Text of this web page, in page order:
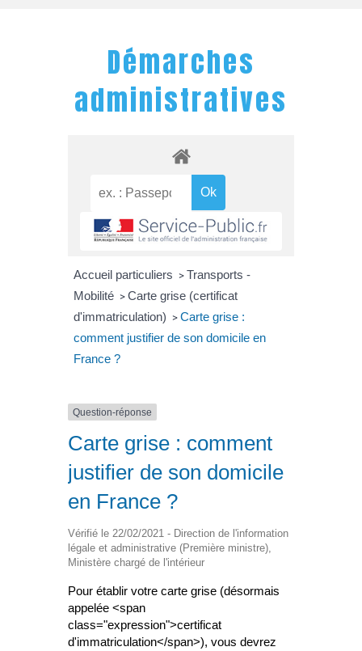
Démarches
administratives
Accueil particuliers > Transports -
Mobilité > Carte grise (certificat
d'immatriculation) > Carte grise :
comment justifier de son domicile en
France ?
Question-réponse
Carte grise : comment
justifier de son domicile
en France ?
Vérifié le 22/02/2021 - Direction de l'information
légale et administrative (Première ministre),
Ministère chargé de l'intérieur
Pour établir votre carte grise (désormais
appelée <span
class="expression">certificat
d'immatriculation</span>), vous devrez